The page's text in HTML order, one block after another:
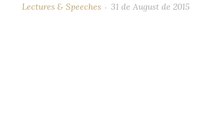
Lectures & Speeches 31 de August de 2015